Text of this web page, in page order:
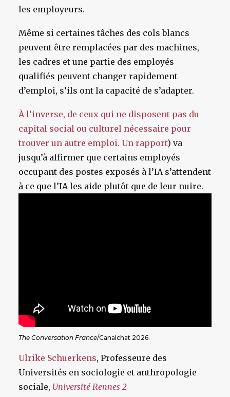
les employeurs.
Même si certaines tâches des cols blancs
peuvent être remplacées par des machines,
les cadres et une partie des employés
qualifiés peuvent changer rapidement
d’emploi, s’ils ont la capacité de s’adapter.
À l’inverse, de ceux qui ne disposent pas du
capital social ou culturel nécessaire pour
trouver un autre emploi. Un rapport) va
jusqu’à affirmer que certains employés
occupant des postes exposés à l’IA s’attendent
à ce que l’IA les aide plutôt que de leur nuire.
The Conversation France/Canalchat 2026.
Ulrike Schuerkens, Professeure des
Universités en sociologie et anthropologie
sociale, Université Rennes 2